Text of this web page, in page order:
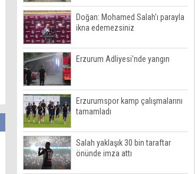
Doğan: Mohamed Salah'ı parayla
ikna edemezsiniz
Erzurum Adliyesi'nde yangın
Erzurumspor kamp çalışmalarını
tamamladı
Salah yaklaşık 30 bin taraftar
önünde imza attı